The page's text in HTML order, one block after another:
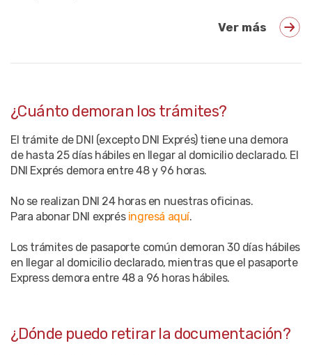
Ver más
¿Cuánto demoran los trámites?
El trámite de DNI (excepto DNI Exprés) tiene una demora
de hasta 25 días hábiles en llegar al domicilio declarado. El
DNI Exprés demora entre 48 y 96 horas.
No se realizan DNI 24 horas en nuestras oficinas.
Para abonar DNI exprés ingresá aquí.
Los trámites de pasaporte común demoran 30 días hábiles
en llegar al domicilio declarado, mientras que el pasaporte
Express demora entre 48 a 96 horas hábiles.
¿Dónde puedo retirar la documentación?